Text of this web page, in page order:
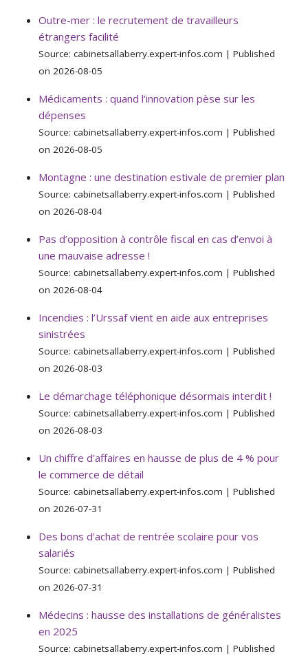
Outre-mer : le recrutement de travailleurs
étrangers facilité
Source: cabinetsallaberry.expert-infos.com
Published
on 2026-08-05
Médicaments : quand l’innovation pèse sur les
dépenses
Source: cabinetsallaberry.expert-infos.com
Published
on 2026-08-05
Montagne : une destination estivale de premier plan
Source: cabinetsallaberry.expert-infos.com
Published
on 2026-08-04
Pas d’opposition à contrôle fiscal en cas d’envoi à
une mauvaise adresse !
Source: cabinetsallaberry.expert-infos.com
Published
on 2026-08-04
Incendies : l’Urssaf vient en aide aux entreprises
sinistrées
Source: cabinetsallaberry.expert-infos.com
Published
on 2026-08-03
Le démarchage téléphonique désormais interdit !
Source: cabinetsallaberry.expert-infos.com
Published
on 2026-08-03
Un chiffre d’affaires en hausse de plus de 4 % pour
le commerce de détail
Source: cabinetsallaberry.expert-infos.com
Published
on 2026-07-31
Des bons d’achat de rentrée scolaire pour vos
salariés
Source: cabinetsallaberry.expert-infos.com
Published
on 2026-07-31
Médecins : hausse des installations de généralistes
en 2025
Source: cabinetsallaberry.expert-infos.com
Published